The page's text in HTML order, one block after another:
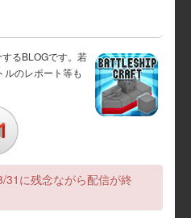
るBLOGです。若
ルのレポート等も
に残念ながら配信が終